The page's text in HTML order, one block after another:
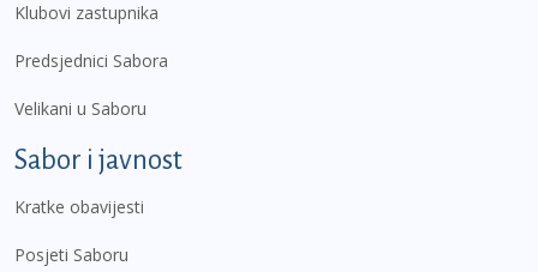
Klubovi zastupnika
Predsjednici Sabora
Velikani u Saboru
Sabor i javnost
Kratke obavijesti
Posjeti Saboru